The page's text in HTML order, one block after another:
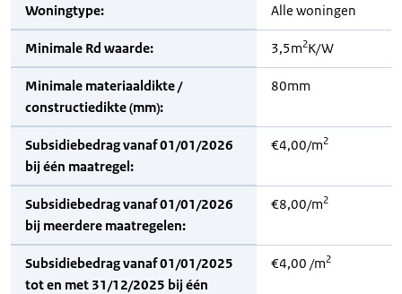
Woningtype: Alle woningen
Minimale Rd waarde: 3,5m2K/W
Minimale materiaaldikte /
constructiedikte (mm):
80mm
Subsidiebedrag vanaf 01/01/2026
bij één maatregel:
€4,00/m2
Subsidiebedrag vanaf 01/01/2026
bij meerdere maatregelen:
€8,00/m2
Subsidiebedrag vanaf 01/01/2025
tot en met 31/12/2025 bij één
€4,00 /m2